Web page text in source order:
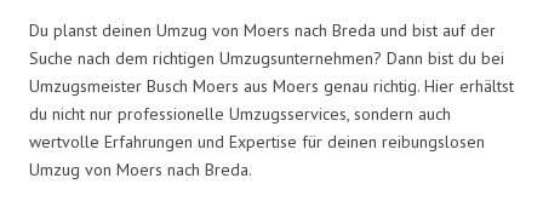
Du planst deinen Umzug von Moers nach Breda und bist auf der
Suche nach dem richtigen Umzugsunternehmen? Dann bist du bei
Umzugsmeister Busch Moers aus Moers genau richtig. Hier erhältst
du nicht nur professionelle Umzugsservices, sondern auch
wertvolle Erfahrungen und Expertise für deinen reibungslosen
Umzug von Moers nach Breda.